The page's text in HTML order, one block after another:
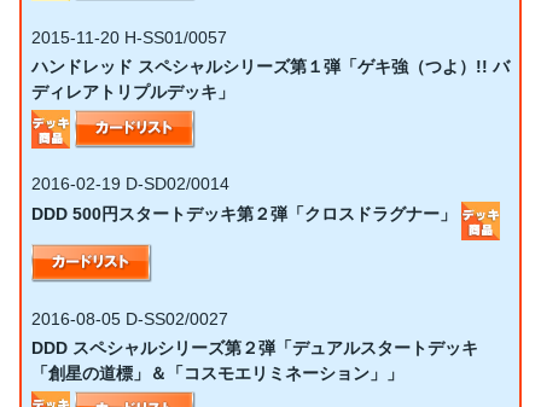
2015-11-20 H-SS01/0057
ハンドレッド スペシャルシリーズ第１弾「ゲキ強（つよ）!! バ
ディレアトリプルデッキ」
2016-02-19 D-SD02/0014
DDD 500円スタートデッキ第２弾「クロスドラグナー」
2016-08-05 D-SS02/0027
DDD スペシャルシリーズ第２弾「デュアルスタートデッキ
「創星の道標」＆「コスモエリミネーション」」